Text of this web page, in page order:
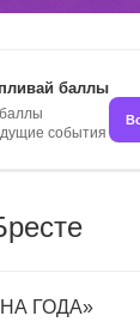
баллы
события
ГОДА»